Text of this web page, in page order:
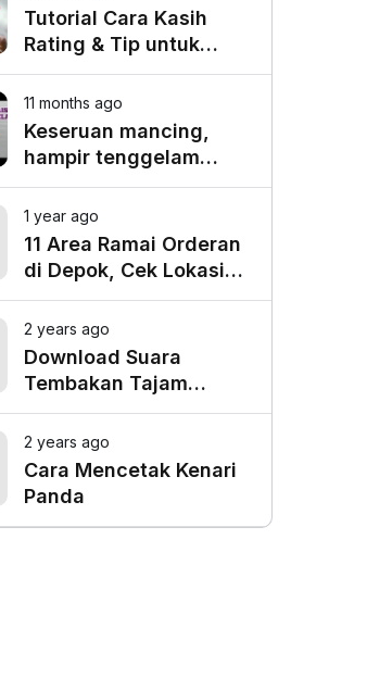
Tutorial Cara Kasih
Rating & Tip untuk
Driver Lalamove Ride
11 months ago
Keseruan mancing,
hampir tenggelam
gara-gara belut besar
1 year ago
11 Area Ramai Orderan
di Depok, Cek Lokasi
Favorit untuk Mangkal
Driver Online
2 years ago
Download Suara
Tembakan Tajam
Burung Siri Siri Gacor
Mp3
2 years ago
Cara Mencetak Kenari
Panda